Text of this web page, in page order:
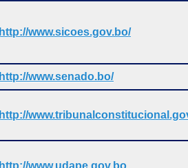
http://www.sicoes.gov.bo/
http://www.senado.bo/
http://
http://www.udape.gov.bo